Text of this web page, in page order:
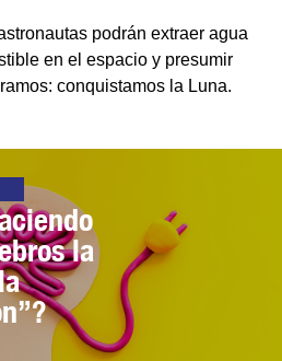
podrán extraer agua
en el espacio y presumir
conquistamos la Luna.
la